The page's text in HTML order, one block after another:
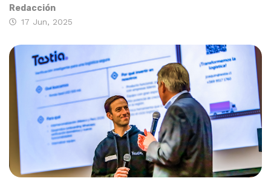
Redacción
17 Jun, 2025